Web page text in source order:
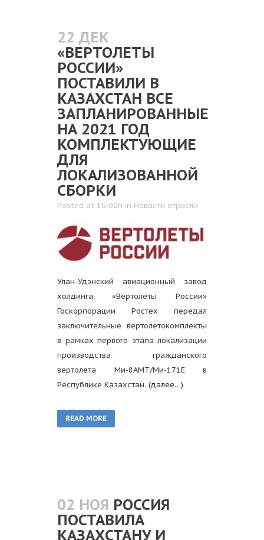
22 ДЕК
«ВЕРТОЛЕТЫ
РОССИИ»
ПОСТАВИЛИ В
КАЗАХСТАН ВСЕ
ЗАПЛАНИРОВАННЫЕ
НА 2021 ГОД
КОМПЛЕКТУЮЩИЕ
ДЛЯ
ЛОКАЛИЗОВАННОЙ
СБОРКИ
Posted at 16:00h in Новости отрасли
Улан-Удэнский авиационный завод
холдинга «Вертолеты России»
Госкорпорации Ростех передал
заключительные вертолетокомплекты
в рамках первого этапа локализации
производства гражданского
вертолета Ми-8АМТ/Ми-171Е в
Республике Казахстан. (далее…)
READ MORE
02 НОЯ РОССИЯ
ПОСТАВИЛА
КАЗАХСТАНУ И